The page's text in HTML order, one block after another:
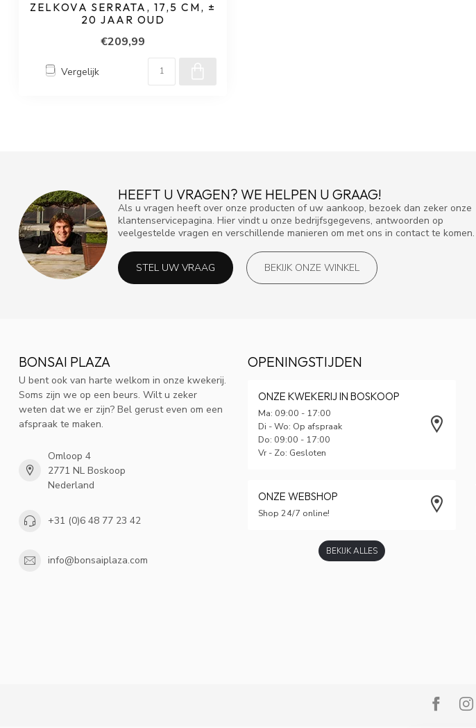
ZELKOVA SERRATA, 17,5 CM, ±
20 JAAR OUD
€209,99
Vergelijk
HEEFT U VRAGEN? WE HELPEN U GRAAG!
Als u vragen heeft over onze producten of uw aankoop, bezoek dan zeker onze
klantenservicepagina. Hier vindt u onze bedrijfsgegevens, antwoorden op
veelgestelde vragen en verschillende manieren om met ons in contact te komen.
STEL UW VRAAG BEKIJK ONZE WINKEL
BONSAI PLAZA
U bent ook van harte welkom in onze kwekerij.
Soms zijn we op een beurs. Wilt u zeker
weten dat we er zijn? Bel gerust even om een
afspraak te maken.
Omloop 4
2771 NL Boskoop
Nederland
+31 (0)6 48 77 23 42
info@bonsaiplaza.com
OPENINGSTIJDEN
ONZE KWEKERIJ IN BOSKOOP
Ma: 09:00 - 17:00
Di - Wo: Op afspraak
Do: 09:00 - 17:00
Vr - Zo: Gesloten
ONZE WEBSHOP
Shop 24/7 online!
BEKIJK ALLES